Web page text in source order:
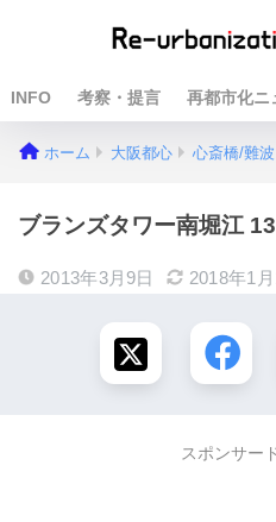
INFO 考察・提言 再都市化ニ
ホーム 大阪都心 心斎橋/難波
ブランズタワー南堀江
2013年3月9日 2018年1月
スポンサー